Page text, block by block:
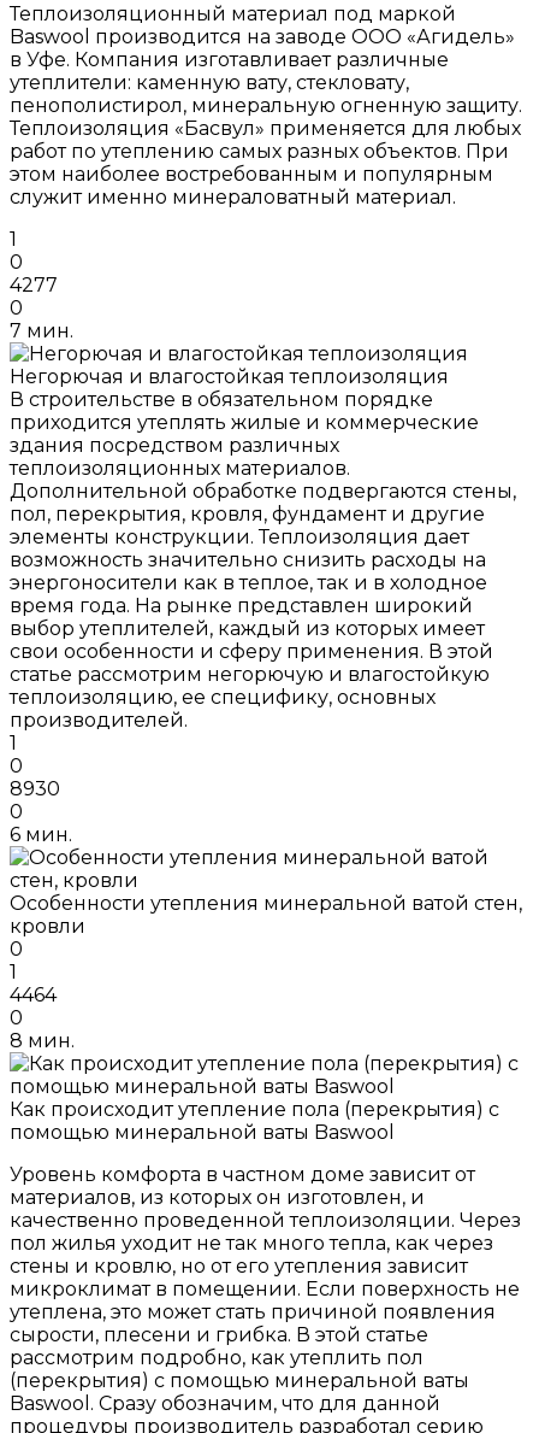
Теплоизоляционный материал под маркой
Baswool производится на заводе ООО «Агидель»
в Уфе. Компания изготавливает различные
утеплители: каменную вату, стекловату,
пенополистирол, минеральную огненную защиту.
Теплоизоляция «Басвул» применяется для любых
работ по утеплению самых разных объектов. При
этом наиболее востребованным и популярным
служит именно минераловатный материал.
1
0
4277
0
7 мин.
Негорючая и влагостойкая теплоизоляция
В строительстве в обязательном порядке
приходится утеплять жилые и коммерческие
здания посредством различных
теплоизоляционных материалов.
Дополнительной обработке подвергаются стены,
пол, перекрытия, кровля, фундамент и другие
элементы конструкции. Теплоизоляция дает
возможность значительно снизить расходы на
энергоносители как в теплое, так и в холодное
время года. На рынке представлен широкий
выбор утеплителей, каждый из которых имеет
свои особенности и сферу применения. В этой
статье рассмотрим негорючую и влагостойкую
теплоизоляцию, ее специфику, основных
производителей.
1
0
8930
0
6 мин.
Особенности утепления минеральной ватой стен,
кровли
0
1
4464
0
8 мин.
Как происходит утепление пола (перекрытия) с
помощью минеральной ваты Baswool
Уровень комфорта в частном доме зависит от
материалов, из которых он изготовлен, и
качественно проведенной теплоизоляции. Через
пол жилья уходит не так много тепла, как через
стены и кровлю, но от его утепления зависит
микроклимат в помещении. Если поверхность не
утеплена, это может стать причиной появления
сырости, плесени и грибка. В этой статье
рассмотрим подробно, как утеплить пол
(перекрытия) с помощью минеральной ваты
Baswool. Сразу обозначим, что для данной
процедуры производитель разработал серию